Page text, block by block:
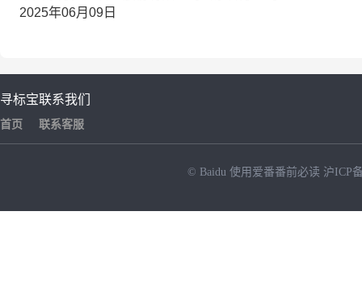
2025年06月09日
寻标宝
首页
联系我们
联系客服
© Baidu 使用爱番番前必读 沪ICP